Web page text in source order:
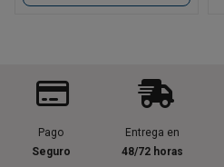
Pago
Seguro
Entrega en
48/72 horas